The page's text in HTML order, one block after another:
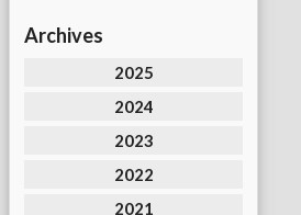
Archives
2025
2024
2023
2022
2021